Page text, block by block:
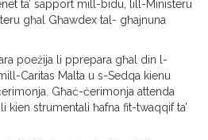
ta’ sapport mill-bidu, lill-Ministeru
għal Għawdex tal- għajnuna
poeżija li pprepara għal din l-
Caritas Malta u s-Sedqa kienu
Għaċ-ċerimonja attenda
kien strumentali ħafna fit-twaqqif ta’